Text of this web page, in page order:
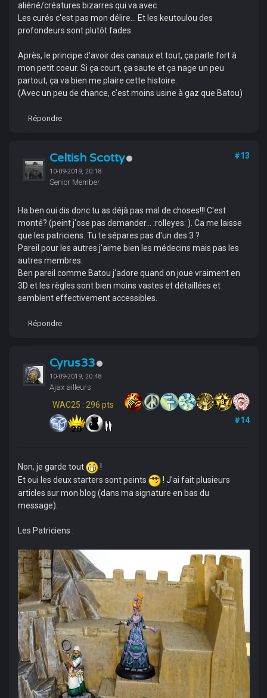
aliéné/créatures bizarres qui va avec.
Les curés c'est pas mon délire... Et les keutoulou des
profondeurs sont plutôt fades.
Après, le principe d'avoir des canaux et tout, ça parle fort à
mon petit coeur. Si ça court, ça saute et ça nage un peu
partout, ça va bien me plaire cette histoire.
(Avec un peu de chance, c'est moins usine à gaz que Batou)
Répondre
Celtish Scotty
10-09-2019, 20:18
Senior Member
#13
Ha ben oui dis donc tu as déjà pas mal de choses!!! C'est
monté? (peint j'ose pas demander... :rolleyes: ). Ca me laisse
que les patriciens. Tu te sépares pas d'un des 3 ?
Pareil pour les autres j'aime bien les médecins mais pas les
autres membres.
Ben pareil comme Batou j'adore quand on joue vraiment en
3D et les règles sont bien moins vastes et détaillées et
semblent effectivement accessibles.
Répondre
Cyrus33
10-09-2019, 20:48
Ajax ailleurs
WAC25 : 296 pts
#14
Non, je garde tout
!
Et oui les deux starters sont peints
! J'ai fait plusieurs
articles sur mon blog (dans ma signature en bas du
message).
Les Patriciens :